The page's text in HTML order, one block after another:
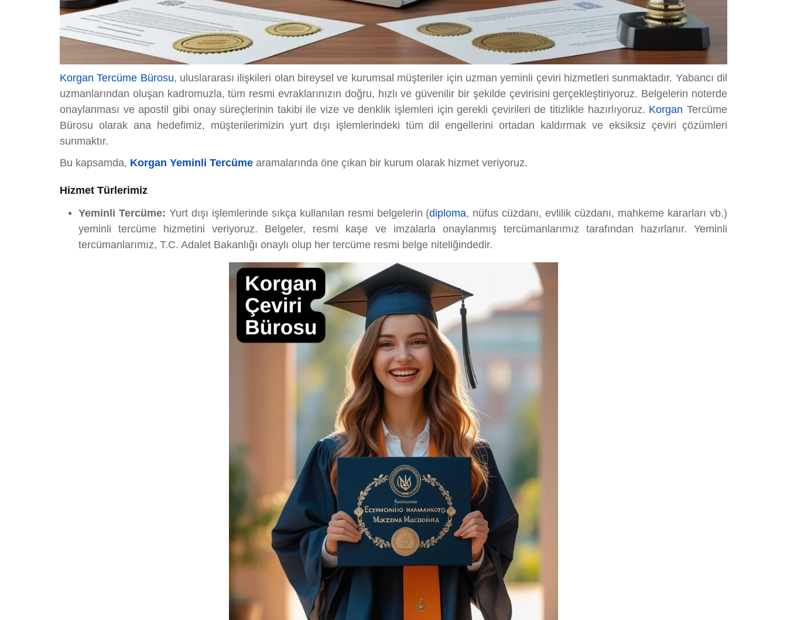
Korgan Tercüme Bürosu, uluslararası ilişkileri olan bireysel ve kurumsal müşteriler için uzman yeminli çeviri hizmetleri sunmaktadır. Yabancı dil
uzmanlarından oluşan kadromuzla, tüm resmi evraklarınızın doğru, hızlı ve güvenilir bir şekilde çevirisini gerçekleştiriyoruz. Belgelerin noterde
onaylanması ve apostil gibi onay süreçlerinin takibi ile vize ve denklik işlemleri için gerekli çevirileri de titizlikle hazırlıyoruz. KorganTercüme
Bürosu olarak ana hedefimiz, müşterilerimizin yurt dışı işlemlerindeki tüm dil engellerini ortadan kaldırmak ve eksiksiz çeviri çözümleri
sunmaktır.
Bu kapsamda, Korgan Yeminli Tercüme aramalarında öne çıkan bir kurum olarak hizmet veriyoruz.
Hizmet Türlerimiz
Yeminli Tercüme: Yurt dışı işlemlerinde sıkça kullanılan resmi belgelerin (diploma, nüfus cüzdanı, evlilik cüzdanı, mahkeme kararları vb.)
yeminli tercüme hizmetini veriyoruz. Belgeler, resmi kaşe ve imzalarla onaylanmış tercümanlarımız tarafından hazırlanır. Yeminli
tercümanlarımız, T.C. Adalet Bakanlığı onaylı olup her tercüme resmi belge niteliğindedir.